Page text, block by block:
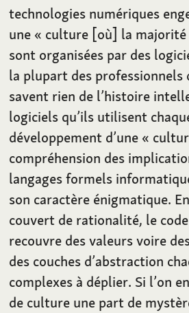
technologies numériques
une « culture [où] la majorité
sont organisées par des
la plupart des professionnels
savent rien de l’histoire
logiciels qu’ils utilisent
développement d’une «
compréhension des
langages formels
son caractère énigmatique.
couvert de rationalité, le
recouvre des valeurs voire
des couches d’abstraction
complexes à déplier. Si l’on
de culture une part de